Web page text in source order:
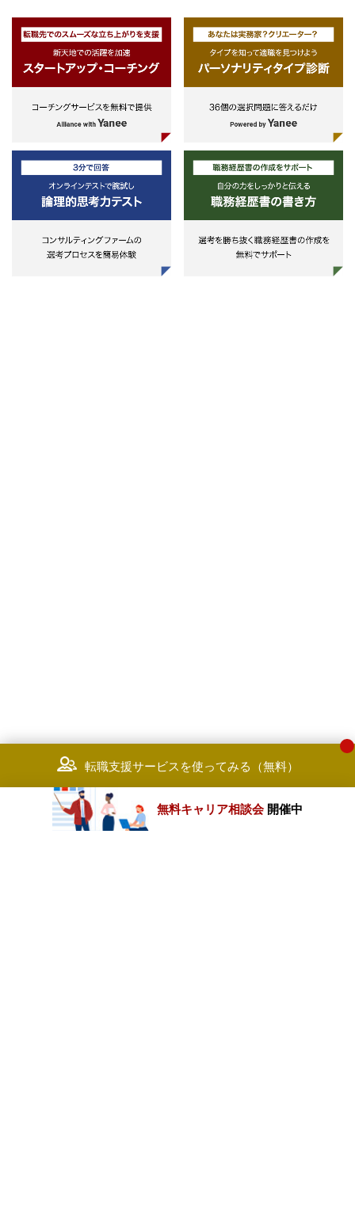
転職支援サービスを使ってみる（無料）
無料キャリア相談会 開催中